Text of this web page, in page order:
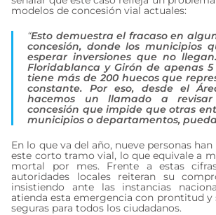
modelos de concesión vial actuales:
“Esto demuestra el fracaso en
concesión, donde los municipios
esperar inversiones que no
Floridablanca y Girón de apenas
tiene más de 200 huecos que
constante. Por eso, desde el
hacemos un llamado a
concesión que impide que otras
municipios o departamentos,
En lo que va del año, nueve personas
este corto tramo vial, lo que equivale a
mortal por mes. Frente a estas
autoridades locales reiteran su
insistiendo ante las instancias
atienda esta emergencia con prontitud y
seguras para todos los ciudadanos.